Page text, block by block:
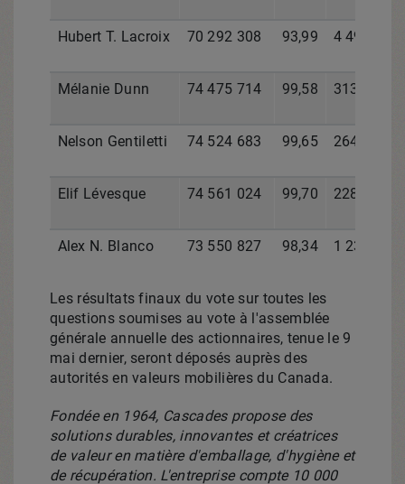
Hubert T. Lacroix 70 292 308 93,99 4 496 805
Mélanie Dunn 74 475 714 99,58 313 399
Nelson Gentiletti 74 524 683 99,65 264 430
Elif Lévesque 74 561 024 99,70 228 089
Alex N. Blanco 73 550 827 98,34 1 238 286
Les résultats finaux du vote sur toutes les
questions soumises au vote à l'assemblée
générale annuelle des actionnaires, tenue le 9
mai dernier, seront déposés auprès des
autorités en valeurs mobilières du Canada.
Fondée en 1964, Cascades propose des
solutions durables, innovantes et créatrices
de valeur en matière d'emballage, d'hygiène et
de récupération. L'entreprise compte 10 000